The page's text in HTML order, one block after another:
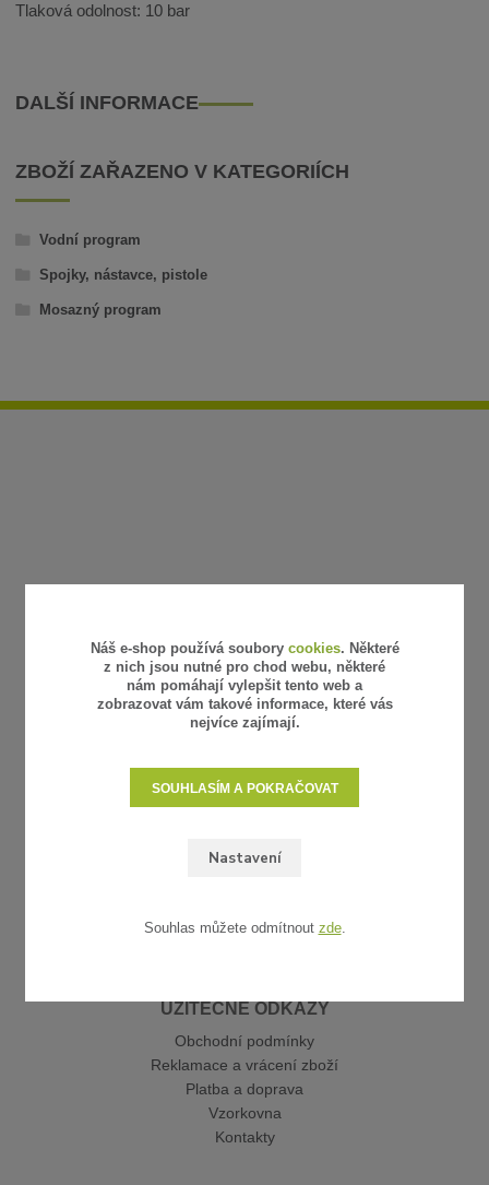
Tlaková odolnost: 10 bar
DALŠÍ INFORMACE
ZBOŽÍ ZAŘAZENO V KATEGORIÍCH
Vodní program
Spojky, nástavce, pistole
Mosazný program
UŽITEČNÉ ODKAZY
Obchodní podmínky
Reklamace a vrácení zboží
Platba a doprava
Vzorkovna
Kontakty
Náš e-shop používá soubory cookies. Některé
z nich jsou nutné pro chod webu, některé
nám pomáhají vylepšit tento web a
zobrazovat vám takové informace, které vás
nejvíce zajímají.
Nastavení
SOUHLASÍM A POKRAČOVAT
Souhlas můžete odmítnout zde.